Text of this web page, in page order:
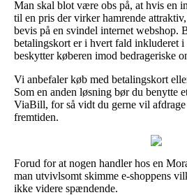
Man skal blot være obs på, at hvis en
til en pris der virker hamrende
bevis på en svindel internet webshop.
betalingskort er i hvert fald inkluderet i
beskytter køberen imod bedrageriske
Vi anbefaler køb med betalingskort
Som en anden løsning bør du benytte
ViaBill, for så vidt du gerne vil
fremtiden.
Forud for at nogen handler hos en
man utvivlsomt skimme e-shoppens
ikke videre spændende.